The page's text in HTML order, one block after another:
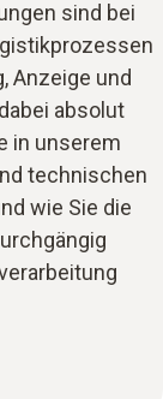
sind bei
Anzeige und
absolut
in unserem
technischen
wie Sie die